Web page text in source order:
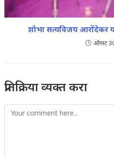
शोभा सत्यविजय आरोंदेकर
ऑगस्ट
प्रतिक्रिया व्यक्त करा
Comment